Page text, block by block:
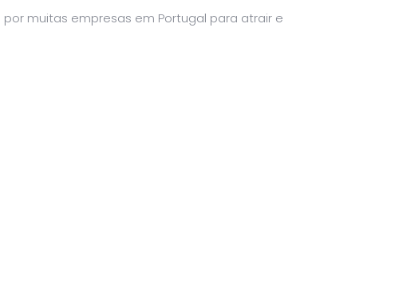
muitas empresas em Portugal para atrair e